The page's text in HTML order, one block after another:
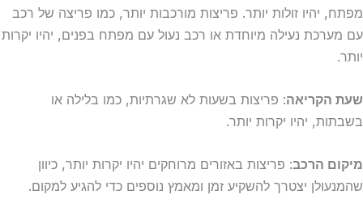
מפתח, יהיו זולות יותר. פריצות מורכבות יותר, כמו פריצה של רכב
עם מערכת נעילה מיוחדת או רכב נעול עם מפתח בפנים, יהיו יקרות
יותר.
שעת הקריאה: פריצות בשעות לא שגרתיות, כמו בלילה או
בשבתות, יהיו יקרות יותר.
מיקום הרכב: פריצות באזורים מרוחקים יהיו יקרות יותר, כיוון
שהמנעולן יצטרך להשקיע זמן ומאמץ נוספים כדי להגיע למקום.